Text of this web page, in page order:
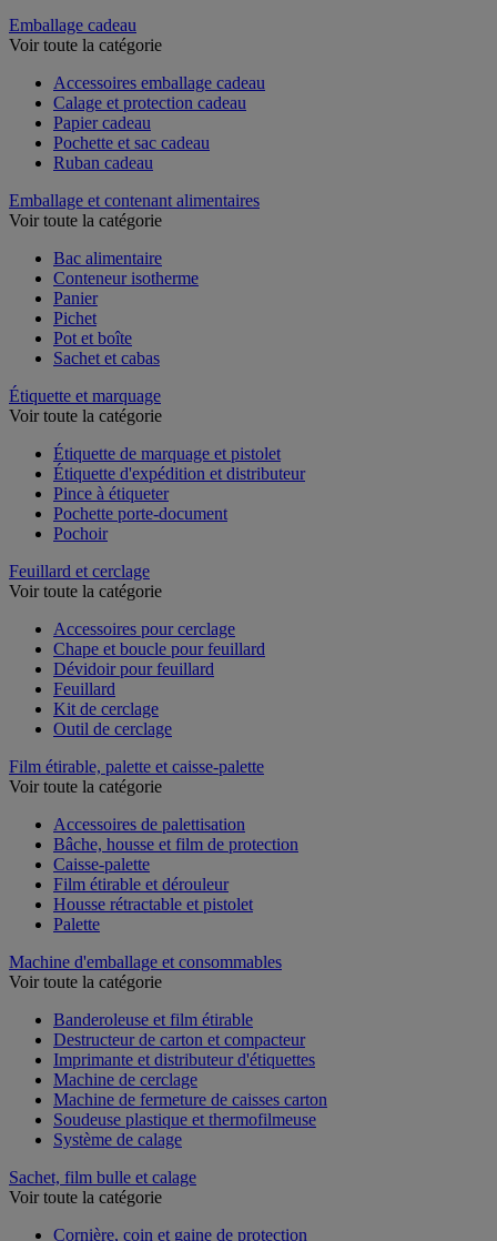
Emballage cadeau
Accessoires emballage cadeau
Calage et protection cadeau
Papier cadeau
Pochette et sac cadeau
Emballage et contenant alimentaires
Bac alimentaire
Conteneur isotherme
Panier
Pichet
Pot et boîte
Étiquette et marquage
Étiquette de marquage et pistolet
Étiquette d'expédition et distributeur
Pince à étiqueter
Pochette porte-document
Feuillard et cerclage
Accessoires pour cerclage
Chape et boucle pour feuillard
Dévidoir pour feuillard
Feuillard
Kit de cerclage
Film étirable, palette et caisse-palette
Accessoires de palettisation
Bâche, housse et film de protection
Caisse-palette
Film étirable et dérouleur
Housse rétractable et pistolet
Machine d'emballage et consommables
Banderoleuse et film étirable
Destructeur de carton et compacteur
Imprimante et distributeur d'étiquettes
Machine de cerclage
Machine de fermeture de caisses carton
Soudeuse plastique et thermofilmeuse
Sachet, film bulle et calage